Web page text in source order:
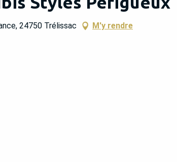
24750 Trélissac M'y rendre